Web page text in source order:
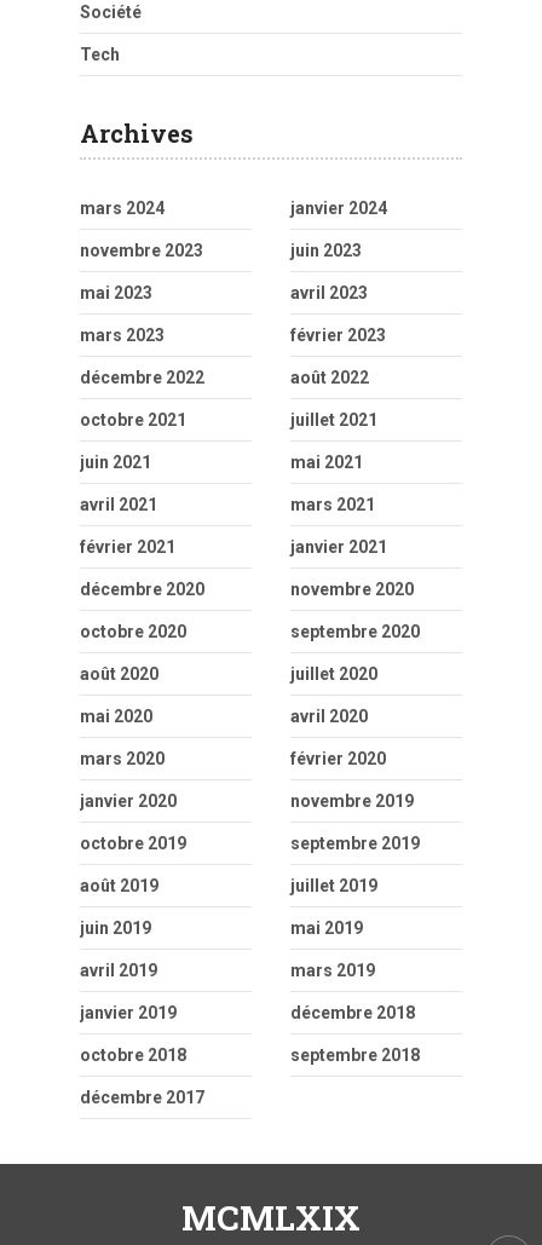
Société
Tech
Archives
mars 2024 janvier 2024
novembre 2023 juin 2023
mai 2023 avril 2023
mars 2023 février 2023
décembre 2022 août 2022
octobre 2021 juillet 2021
juin 2021 mai 2021
avril 2021 mars 2021
février 2021 janvier 2021
décembre 2020 novembre 2020
octobre 2020 septembre 2020
août 2020 juillet 2020
mai 2020 avril 2020
mars 2020 février 2020
janvier 2020 novembre 2019
octobre 2019 septembre 2019
août 2019 juillet 2019
juin 2019 mai 2019
avril 2019 mars 2019
janvier 2019 décembre 2018
octobre 2018 septembre 2018
décembre 2017
MCMLXIX